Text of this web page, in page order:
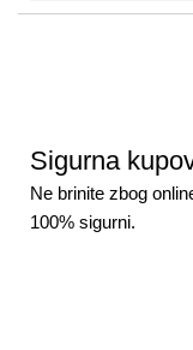
Sigurna
Ne brinite zbog
100% sigurni.